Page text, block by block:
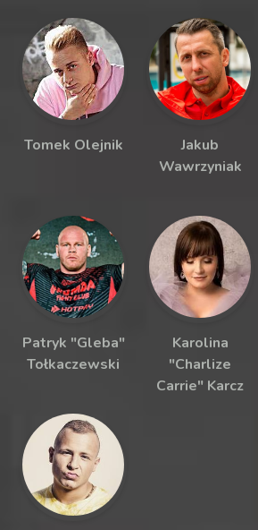
Tomek Olejnik
Jakub
Wawrzyniak
Patryk "Gleba"
Tołkaczewski
Karolina
"Charlize
Carrie" Karcz